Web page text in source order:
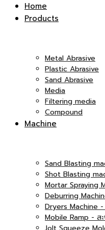
บริษัท
แอนด์
Co.,Ltd.
บริษัท
เอ็ม
Home
Products
Metal Abrasive
Plastic Abrasive
Sand Abrasive
Media
Filtering media
Compound
Machine
Sand Blasting
Shot Blasting
Mortar Spraying
Deburring
Dryers Machine
Mobile Ramp - ส